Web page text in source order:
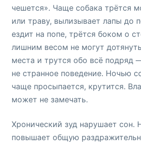
чешется». Чаще собака трётся
или траву, вылизывает лапы до
ездит на попе, трётся боком о
лишним весом не могут
места и трутся обо всё подряд
не странное поведение. Ночью
чаще просыпается, крутится.
может не замечать.
Хронический зуд нарушает сон.
повышает общую